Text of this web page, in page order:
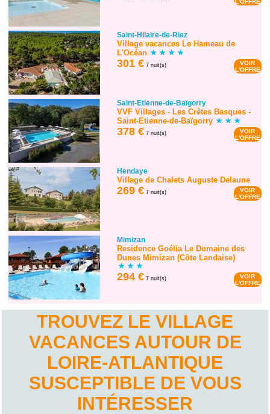
L'OFFRE
Saint-Hilaire-de-Riez
Village vacances Le Hameau de
L'Océan
301 € 7 nuit(s)
VOIR
L'OFFRE
Saint-Etienne-de-Baïgorry
VVF Villages - Les Crêtes Basques -
Saint-Etienne-de-Baïgorry
378 € 7 nuit(s)
VOIR
L'OFFRE
Hendaye
Village de Chalets Auguste Delaune
269 € 7 nuit(s)
VOIR
L'OFFRE
Mimizan
Residence Goélia Le Domaine des
Dunes Mimizan (Côte Landaise)
294 € 7 nuit(s)
VOIR
L'OFFRE
TROUVEZ LE VILLAGE
VACANCES AUTOUR DE
LOIRE-ATLANTIQUE
SUSCEPTIBLE DE VOUS
INTÉRESSER